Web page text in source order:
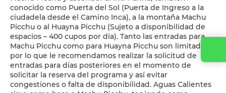
conocido como Puerta del Sol (Puerta de Ingreso a la
ciudadela desde el Camino Inca), a la montaña Machu
Picchu o al Huayna Picchu (Sujeto a disponibilidad de
espacios – 400 cupos por día). Tanto las entradas para
Machu Picchu como para Huayna Picchu son limitadas,
por lo que le recomendamos realizar la solicitud de
entradas para días posteriores en el momento de
solicitar la reserva del programa y así evitar
congestiones o falta de disponibilidad. Aguas Calientes